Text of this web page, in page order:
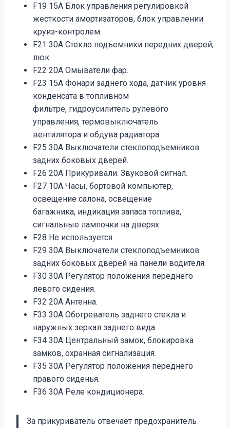
F19 15A Блок управления регулировкой
жесткости амортизаторов, блок управлении
круиз-контролем.
F21 30A Cтекло подъемники передних дверей,
люк.
F22 20A Омыватели фар.
F23 15A Фонари заднего хода, датчик уровня
конденсата в топливном
фильтре, гидроусилитель рулевого
управления, термовыключатель
вентилятора и обдува радиатора.
F25 30A Выключатели стеклоподъемников
задних боковых дверей.
F26 20A Прикуривали. Звуковой сигнал.
F27 10A Часы, бортовой компьютер,
освещение салона, освещение
багажника, индикация запаса топлива,
сигнальные лампочки на дверях.
F28 Не используется.
F29 30A Выключатели стеклоподъемников
задних боковых дверей на панели водителя.
F30 30A Регулятор положения переднего
левого сидения.
F32 20А Антенна.
F33 30A Обогреватель заднего стекла и
наружных зеркал заднего вида.
F34 30A Центральный замок, блокировка
замков, охранная сигнализация.
F35 30A Регулятор положения переднего
правого сиденья.
F36 30A Реле кондиционера.
За прикуриватель отвечает предохранитель